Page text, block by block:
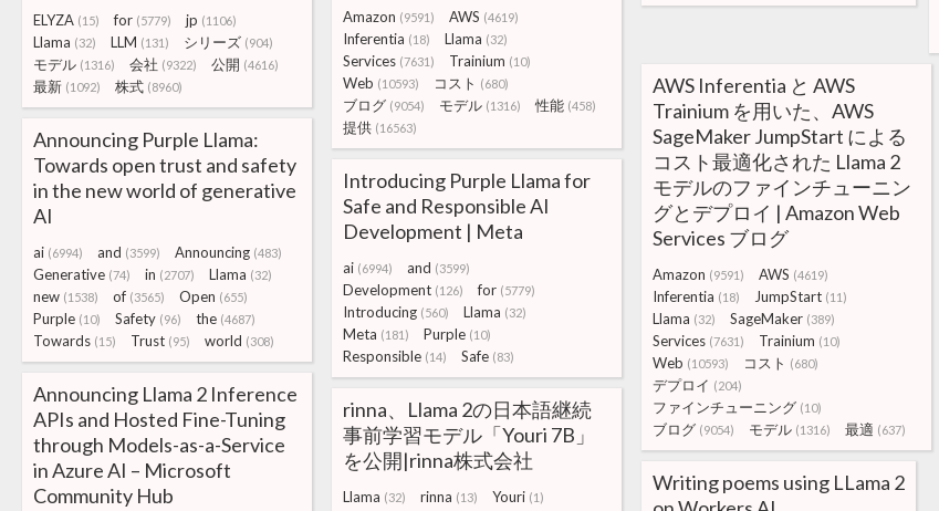
Amazon (9591) AWS (4619)
Inferentia (18) Llama (32)
Services (7631) Trainium (10)
Web (10593) コスト (680)
ブログ (9054) モデル (1316) 性能 (458)
提供 (16563)
ELYZA (15) for (5779) jp (1106)
Llama (32) LLM (131) シリーズ (904)
モデル (1316) 会社 (9322) 公開 (4616)
最新 (1092) 株式 (8960)
AWS Inferentia と AWS
Trainium を用いた、AWS
SageMaker JumpStart による
コスト最適化された Llama 2
モデルのファインチューニン
グとデプロイ | Amazon Web
Services ブログ
Amazon (9591) AWS (4619)
Inferentia (18) JumpStart (11)
Llama (32) SageMaker (389)
Services (7631) Trainium (10)
Web (10593) コスト (680)
デプロイ (204)
ファインチューニング (10)
ブログ (9054) モデル (1316) 最適 (637)
Announcing Purple Llama:
Towards open trust and safety
in the new world of generative
AI
ai (6994) and (3599) Announcing (483)
Generative (74) in (2707) Llama (32)
new (1538) of (3565) Open (655)
Purple (10) Safety (96) the (4687)
Towards (15) Trust (95) world (308)
Introducing Purple Llama for
Safe and Responsible AI
Development | Meta
ai (6994) and (3599)
Development (126) for (5779)
Introducing (560) Llama (32)
Meta (181) Purple (10)
Responsible (14) Safe (83)
Announcing Llama 2 Inference
APIs and Hosted Fine-Tuning
through Models-as-a-Service
in Azure AI – Microsoft
Community Hub
rinna、Llama 2の日本語継続
事前学習モデル「Youri 7B」
を公開|rinna株式会社
Llama (32) rinna (13) Youri (1)
Writing poems using LLama 2